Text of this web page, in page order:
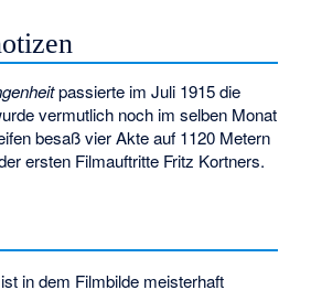
passierte im Juli 1915 die
vermutlich noch im selben Monat
besaß vier Akte auf 1120 Metern
ersten Filmauftritte Fritz Kortners.
in dem Filmbilde meisterhaft